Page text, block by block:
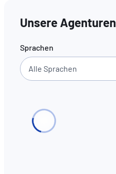
Unsere Agenturen
Sprachen
Alle Sprachen